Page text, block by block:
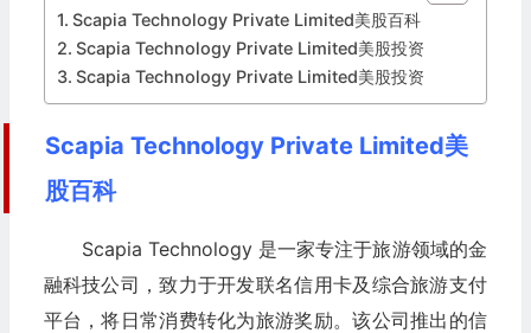
Scapia Technology Private Limited美股百科
Scapia Technology Private Limited美股投资
Scapia Technology Private Limited美股投资
Scapia Technology Private Limited美
股百科
Scapia Technology 是一家专注于旅游领域的金
融科技公司，致力于开发联名信用卡及综合旅游支付
平台，将日常消费转化为旅游奖励。该公司推出的信